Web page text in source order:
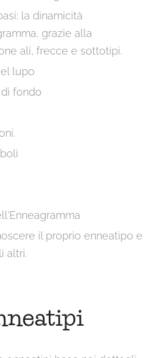
la dinamicità
grazie alla
ali, frecce e sottotipi.
lupo
fondo
il proprio enneatipo e
altri.